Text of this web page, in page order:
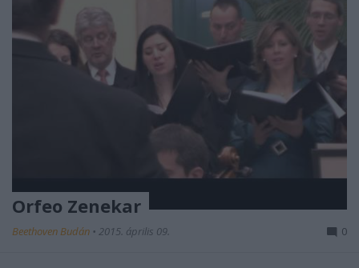
Orfeo Zenekar
Beethoven Budán • 2015. április 09. 0